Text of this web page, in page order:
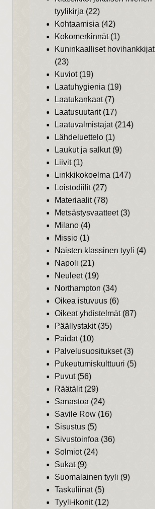
tyylikirja (22)
Kohtaamisia (42)
Kokomerkinnät(1)
Kuninkaalliset hovihankkijat
(23)
Kuviot(19)
Laatuhygienia (19)
Laatukankaat(7)
Laatusuutarit(17)
Laatuvalmistajat(214)
Lähdeluettelo (1)
Laukut ja salkut(9)
Liivit(1)
Linkkikokoelma (147)
Loistodiilit(27)
Materiaalit(78)
Metsästysvaatteet(3)
Milano (4)
Missio (1)
Naisten klassinen tyyli (4)
Napoli (21)
Neuleet(19)
Northampton (34)
Oikea istuvuus (6)
Oikeat yhdistelmät(87)
Päällystakit(35)
Paidat(10)
Palvelusuositukset(3)
Pukeutumiskulttuuri (5)
Puvut(56)
Räätälit(29)
Sanastoa (24)
Savile Row (16)
Sisustus (5)
Sivustoinfoa (36)
Solmiot(24)
Sukat(9)
Suomalainen tyyli (9)
Taskuliinat(5)
Tyyli-ikonit(12)